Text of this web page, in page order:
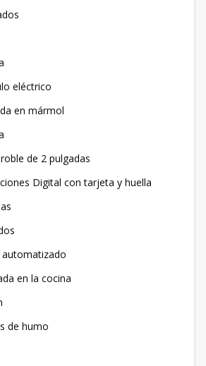
eléctrico
en mármol
de 2 pulgadas
Digital con tarjeta y huella
en la cocina
de humo